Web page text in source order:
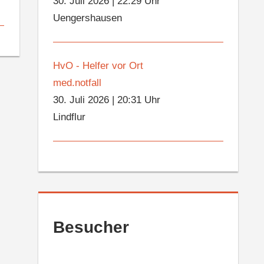
Uengershausen
HvO - Helfer vor Ort
med.notfall
30. Juli 2026 |20:31 Uhr
Lindflur
Besucher